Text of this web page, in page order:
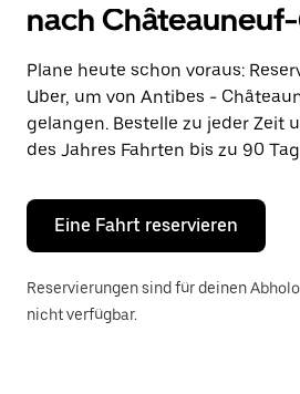
interagieren
ein
Datum
auszuwählen.
Drücke
die
Escape-
um
den
Kalender
schließen.
nach
Plane heute schon voraus:
Uber, um von Antibes -
gelangen. Bestelle zu jeder Zeit
des Jahres Fahrten bis zu 90
Eine Fahrt reservieren
Reservierungen sind für deinen
nicht verfügbar.